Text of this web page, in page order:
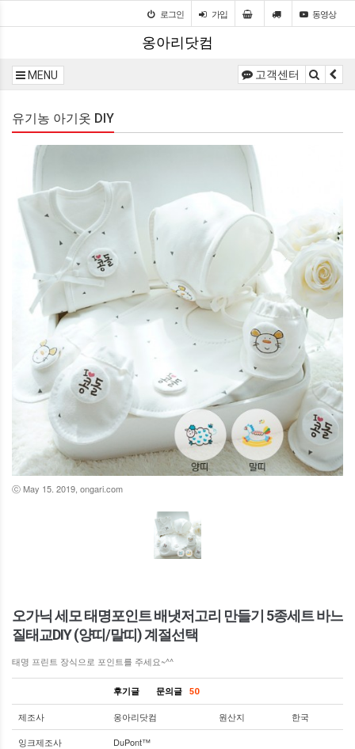
로그인 가입 동영상
옹아리닷컴
MENU 고객센터
유기농 아기옷 DIY
ⓒ May 15. 2019, ongari.com
오가닉 세모 태명포인트 배냇저고리 만들기 5종세트 바느
질태교DIY (양띠/말띠) 계절선택
태명 프린트 장식으로 포인트를 주세요~^^
후기글 문의글 50
제조사 옹아리닷컴 원산지
한국
잉크제조사
DuPont™